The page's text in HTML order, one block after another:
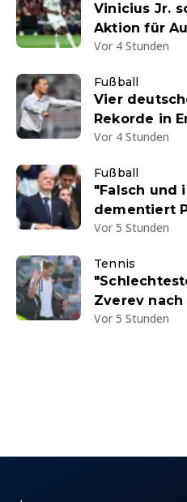
Vinicius Jr.
Aktion für
Vor 4 Stunden
Fußball
Vier
Rekorde in
Vor 4 Stunden
Fußball
"Falsch und
dementiert
Vor 5 Stunden
Tennis
Zverev
Vor 5 Stunden